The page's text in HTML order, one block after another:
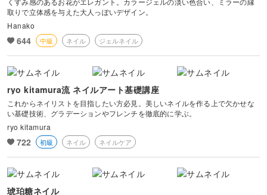
ポートレート
取りで立体感を与えた大人っぽいデザイン。
Hanako
644 中級 ネイル ジェルネイル
ryo kitamura流 ネイルアート基礎講座
これからネイリストを目指したい方必見。美しいネイルを作る上で欠かせな
い基礎技術、グラデーションやフレンチを徹底的に学ぶ。
ryo kitamura
722 初級 ネイル ネイルケア
琥珀糖ネイル